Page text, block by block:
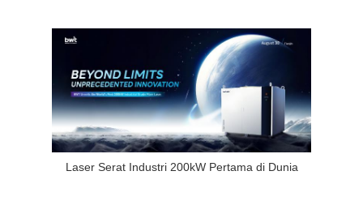
Laser Serat Industri 200kW Pertama di Dunia